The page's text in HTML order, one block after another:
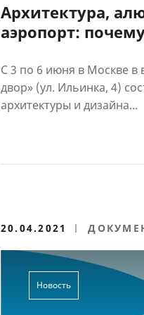
Архитектура,
аэропорт:
«АРХ Москва»
С 3 по 6 июня в Москве в
двор» (ул. Ильинка, 4)
архитектуры и дизайна...
20.04.2021
Новость